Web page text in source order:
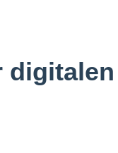
digitalen